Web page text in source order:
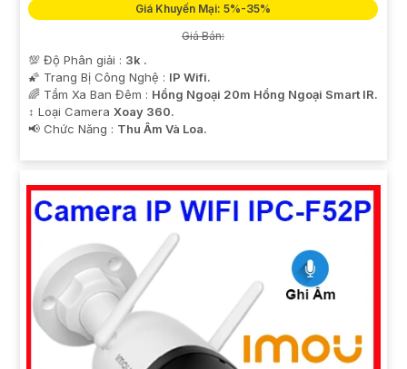
Giá Khuyến Mại: 5%-35%
Giá Bán:
💯 Độ Phân giải : 3k .
🌠 Trang Bị Công Nghệ : IP Wifi.
🌈 Tầm Xa Ban Đêm : Hồng Ngoại 20m Hồng Ngoại Smart IR.
↕️ Loại Camera Xoay 360.
️📢 Chức Năng : Thu Âm Và Loa.